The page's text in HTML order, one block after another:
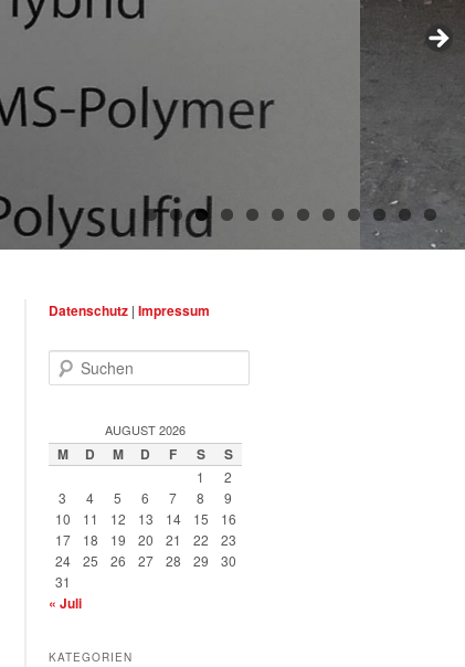
Datenschutz | Impressum
Suchen
AUGUST 2026
M D M D F S S
1
2
3
4 5 6 7 8
9
10
11 12 13 14 15
16
17
18 19 20 21 22
23
24
25 26 27 28 29
30
31
« Juli
KATEGORIEN